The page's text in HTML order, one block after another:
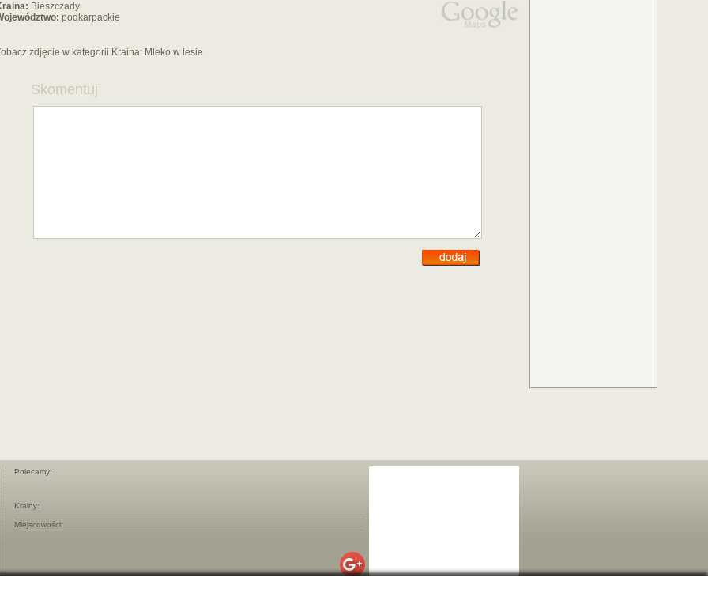
Bieszczady
podkarpackie
zdjęcie w kategorii Kraina: Mleko w lesie
Skomentuj
Polecamy:
Krainy:
Miejscowości: